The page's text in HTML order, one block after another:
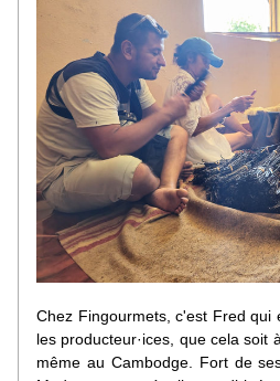
Chez Fingourmets, c'est Fred qui
les producteur·ices, que cela soit
même au Cambodge. Fort de